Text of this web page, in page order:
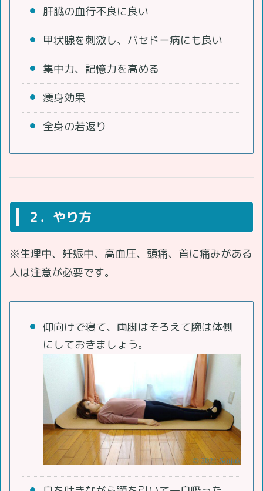
肝臓の血行不良に良い
甲状腺を刺激し、バセドー病にも良い
集中力、記憶力を高める
痩身効果
全身の若返り
２．やり方
※生理中、妊娠中、高血圧、頭痛、首に痛みがある
人は注意が必要です。
仰向けで寝て、両脚はそろえて腕は体側
にしておきましょう。